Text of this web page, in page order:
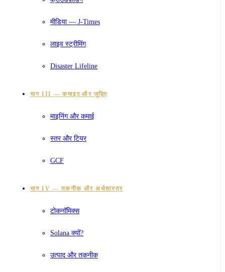
मीडिया — J-Times
लाइव स्ट्रीमिंग
Disaster Lifeline
भाग III — कमाइए और जुड़िए
माइनिंग और कमाई
स्तर और टियर
GCF
भाग IV — तकनीक और अर्थशास्त्र
टोकनॉमिक्स
Solana क्यों?
उत्पाद और तकनीक